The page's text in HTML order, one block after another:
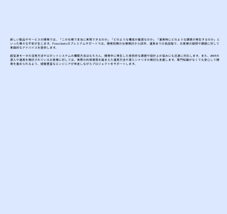
新しい製品やサービスの開発では、「この仕様で本当に実現できるのか」「どのような構成が最適なのか」「運用時にどのような課題が発生するのか」と
いった様々な不安が生じます。Piezo Sonicのプレミアムサポートでは、開発初期の仕様検討から試作、運用までの各段階で、お客様の疑問や課題に対して
実践的なアドバイスを提供します。
超音波モータの活用方法やロボットシステムの構築方法はもちろん、開発中に発生した技術的な課題や設計上の悩みにも迅速に対応します。また、AMRの
導入や運用を検討されているお客様に対しては、実際の利用環境を踏まえた運用方法や導入シナリオの検討も支援します。専門知識がなくても安心して開
発を進められるよう、経験豊富なエンジニアが伴走しながらプロジェクトをサポートします。